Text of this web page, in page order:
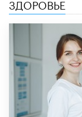
ЗДОРОВЬЕ